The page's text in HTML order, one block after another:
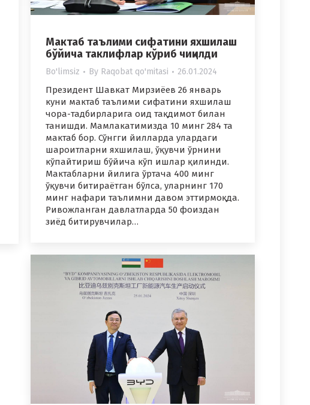
Мактаб таълими сифатини яхшилаш
бўйича таклифлар кўриб чиқилди
Bo'limsiz By Raqobat qo'mitasi 26.01.2024
Президент Шавкат Мирзиёев 26 январь
куни мактаб таълими сифатини яхшилаш
чора-тадбирларига оид тақдимот билан
танишди. Мамлакатимизда 10 минг 284 та
мактаб бор. Сўнгги йилларда улардаги
шароитларни яхшилаш, ўқувчи ўрнини
кўпайтириш бўйича кўп ишлар қилинди.
Мактабларни йилига ўртача 400 минг
ўқувчи битираётган бўлса, уларнинг 170
минг нафари таълимни давом эттирмоқда.
Ривожланган давлатларда 50 фоиздан
зиёд битирувчилар…